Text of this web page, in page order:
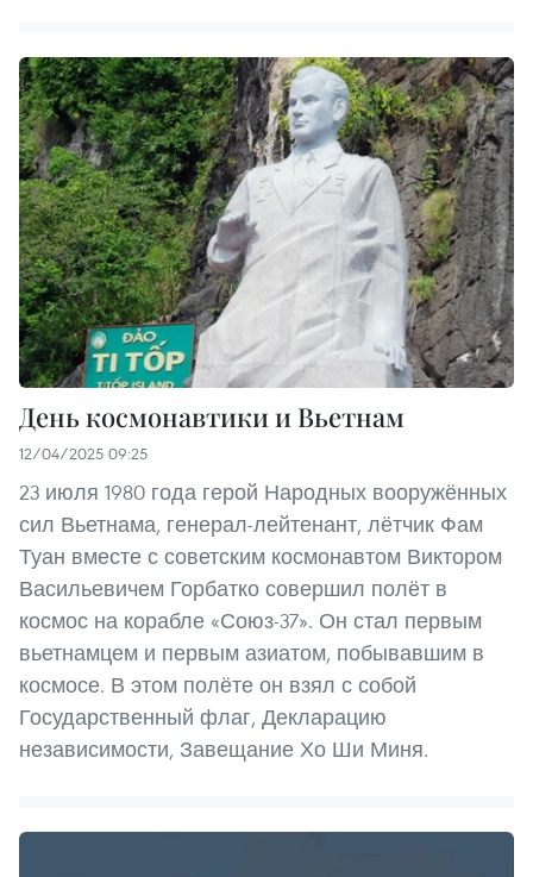
День космонавтики и Вьетнам
12/04/2025 09:25
23 июля 1980 года герой Народных вооружённых
сил Вьетнама, генерал-лейтенант, лётчик Фам
Туан вместе с советским космонавтом Виктором
Васильевичем Горбатко совершил полёт в
космос на корабле «Союз-37». Он стал первым
вьетнамцем и первым азиатом, побывавшим в
космосе. В этом полёте он взял с собой
Государственный флаг, Декларацию
независимости, Завещание Хо Ши Миня.